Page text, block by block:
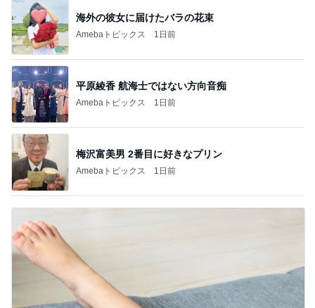
海外の彼女に届けたバラの花束
Amebaトピックス 1日前
平原綾香 航海士ではない方向音痴
Amebaトピックス 1日前
梅沢富美男 2番目に好きなプリン
Amebaトピックス 1日前